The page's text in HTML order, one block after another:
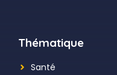
Thématique
Santé